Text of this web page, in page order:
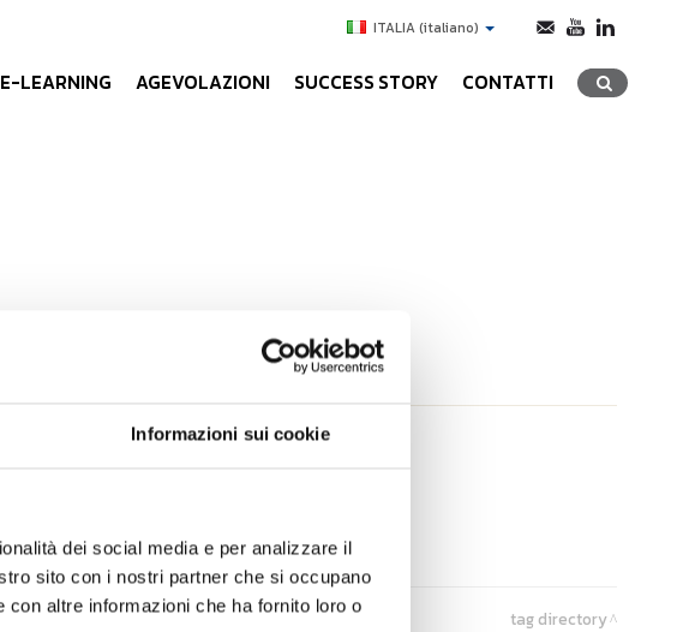
Informazioni sui cookie
dei social media e per analizzare il
sito con i nostri partner che si occupano
altre informazioni che ha fornito loro o
ITALIA(italiano)
E-LEARNING AGEVOLAZIONI SUCCESS STORY CONTATTI
4.0 - Incentivi agli
in tecnologie digitali
tag directory